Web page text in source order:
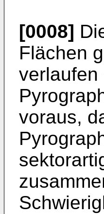
[0008]
Flächen
verlaufen
voraus,